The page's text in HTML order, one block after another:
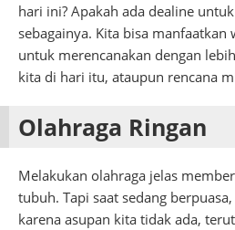
hari ini? Apakah ada dealine
sebagainya. Kita bisa manfaatkan
untuk merencanakan dengan
kita di hari itu, ataupun rencana
Olahraga Ringan
Melakukan olahraga jelas
tubuh. Tapi saat sedang
karena asupan kita tidak ada,